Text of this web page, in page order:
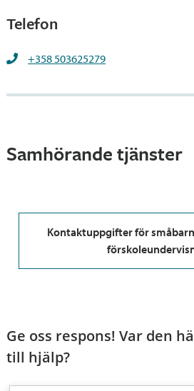
Telefon
+358 503625279
Samhörande tjänster
Kontaktuppgifter för
Ge oss respons! Var den
till hjälp?